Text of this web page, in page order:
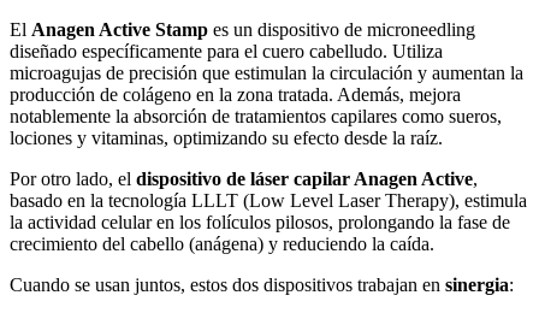
El Anagen Active Stamp es un dispositivo de microneedling
diseñado específicamente para el cuero cabelludo. Utiliza
microagujas de precisión que estimulan la circulación y aumentan la
producción de colágeno en la zona tratada. Además, mejora
notablemente la absorción de tratamientos capilares como sueros,
lociones y vitaminas, optimizando su efecto desde la raíz.
Por otro lado, el dispositivo de láser capilar Anagen Active,
basado en la tecnología LLLT (Low Level Laser Therapy), estimula
la actividad celular en los folículos pilosos, prolongando la fase de
crecimiento del cabello (anágena) y reduciendo la caída.
Cuando se usan juntos, estos dos dispositivos trabajan en sinergia: